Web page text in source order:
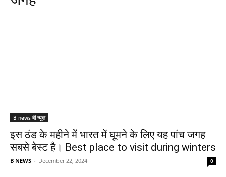
B news बी न्यूज़
इस ठंड के महीने में भारत में घूमने के लिए यह पांच जगह
सबसे बेस्ट है। Best place to visit during winters
B NEWS - December 22, 2024 0